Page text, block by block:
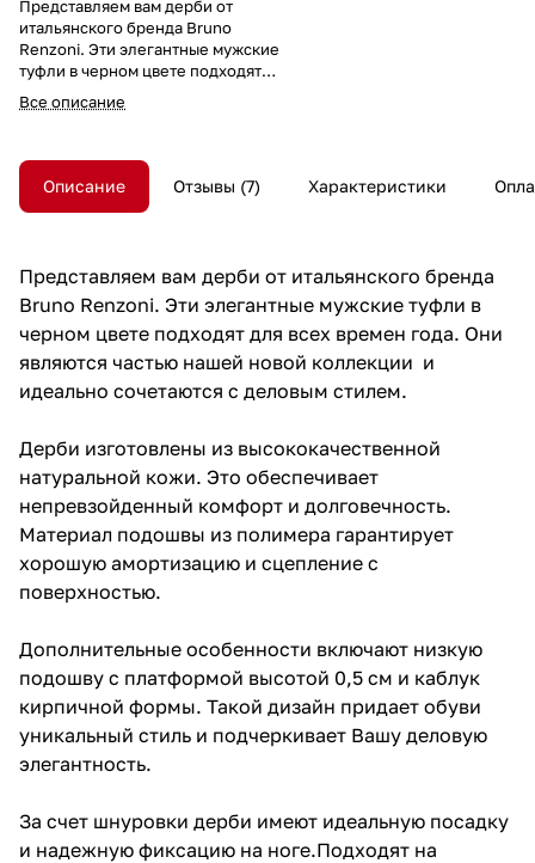
Представляем вам дерби от
итальянского бренда Bruno
Renzoni. Эти элегантные мужские
туфли в черном цвете подходят
для всех времен года. Они
являются частью нашей новой
сочетаются с деловым стилем.
Дерби изготовлены из
долговечность. Материал
подошвы из полимера
гарантирует хорошую
амортизацию и сцепление с
поверхностью.
платформой высотой 0,5 см и
каблук кирпичной формы. Такой
дизайн придает обуви
уникальный стиль и подчеркивает
Вашу деловую элегантность.
За счет шнуровки дерби имеют
идеальную посадку и надежную
стандартную полноту и
небольшой +/-.
Сочетайте их с Вашими деловыми
костюмами или добавьте шарма в
повседневный образ. Не упустите
и дополнить свою коллекцию
стильной и качественной обувью!
Все описание
Описание Отзывы 7 Характеристики
Представляем вам дерби от итальянского бренда
Bruno Renzoni. Эти элегантные мужские туфли в
черном цвете подходят для всех времен года. Они
являются частью нашей новой коллекции и
идеально сочетаются с деловым стилем.
Дерби изготовлены из высококачественной
натуральной кожи. Это обеспечивает
непревзойденный комфорт и долговечность.
Материал подошвы из полимера гарантирует
хорошую амортизацию и сцепление с
поверхностью.
Дополнительные особенности включают низкую
подошву с платформой высотой 0,5 см и каблук
кирпичной формы. Такой дизайн придает обуви
уникальный стиль и подчеркивает Вашу деловую
элегантность.
За счет шнуровки дерби имеют идеальную посадку
и надежную фиксацию на ноге.Подходят на